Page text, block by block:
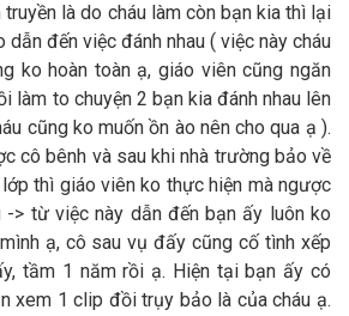
là do cháu làm còn bạn kia thì lại
dẫn đến việc đánh nhau ( việc này cháu
ko hoàn toàn ạ, giáo viên cũng ngăn
làm to chuyện 2 bạn kia đánh nhau lên
cũng ko muốn ồn ào nên cho qua ạ ).
cô bênh và sau khi nhà trường bảo về
thì giáo viên ko thực hiện mà ngược
-> từ việc này dẫn đến bạn ấy luôn ko
ạ, cô sau vụ đấy cũng cố tình xếp
tầm 1 năm rồi ạ. Hiện tại bạn ấy có
xem 1 clip đồi trụy bảo là của cháu ạ.